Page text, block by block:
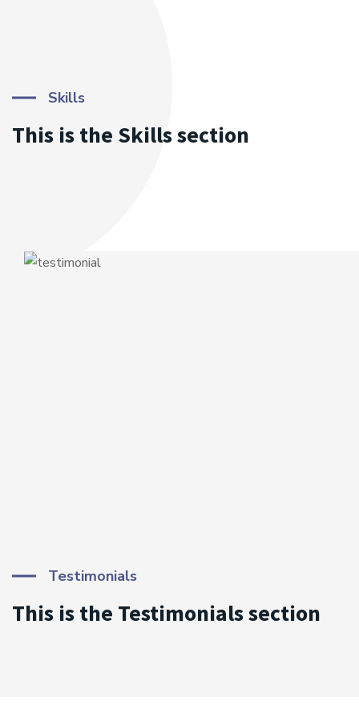
Skills
This is the Skills section
Testimonials
This is the Testimonials section